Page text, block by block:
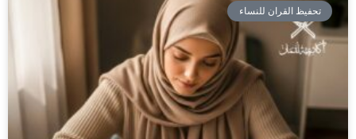
تحفيظ القران للنساء